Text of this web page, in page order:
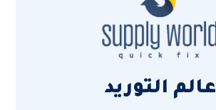
عالم التوريد